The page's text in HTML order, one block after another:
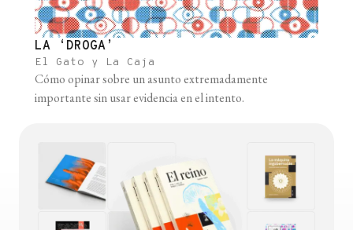
LA ‘DROGA’
El Gato y La Caja
Cómo opinar sobre un asunto extremadamente
importante sin usar evidencia en el intento.